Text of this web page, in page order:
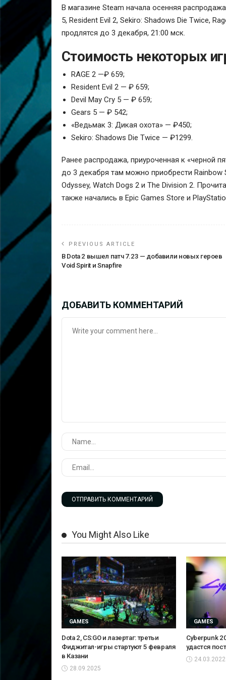
В магазине Steam начала осенняя
5, Resident Evil 2, Sekiro: Shadows Die Twice,
продлятся до 3 декабря, 21:00 мск.
Стоимость некоторых
RAGE 2 —₽ 659;
Resident Evil 2 — ₽ 659;
Devil May Cry 5 — ₽ 659;
Gears 5 — ₽ 542;
«Ведьмак 3: Дикая охота» — ₽450;
Sekiro: Shadows Die Twice — ₽1299.
Ранее распродажа, приуроченная к «черной
до 3 декабря там можно приобрести Rainbow
Odyssey, Watch Dogs 2 и The Division 2.
также начались в Epic Games Store и
PREVIOUS ARTICLE
В Dota 2 вышел патч 7.23 — добавили новых героев
Void Spirit и Snapfire
ДОБАВИТЬ КОММЕНТАРИЙ
You Might Also Like
GAMES
Dota 2, CS:GO и лазертаг: третьи
Фиджитал-игры стартуют 5 февраля
в Казани
28.09.2025
GAMES
Cyberpunk
удастся
24.03.2022